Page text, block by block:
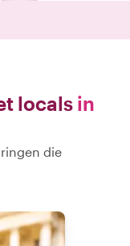
locals in
die